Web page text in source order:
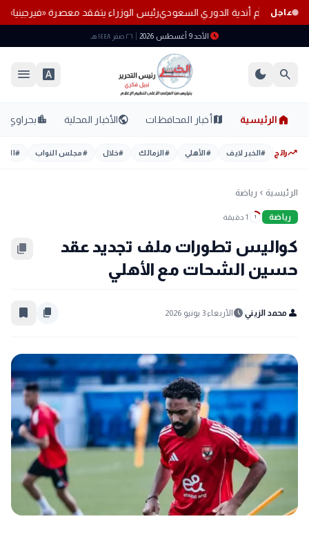
عاجل
دائرة اهتمام أندية الدوري السعوديرئيس الوزراء يتفقد معصرة
schedule الأحد 9 أغسطس 2026 ٢٦ صفر ١٤٤٨ هـ
search
dark_mode
font_download
menu
home الرئيسية mapأخبار المحافظات publicالأخبار المحلية location_cityبحراوي
trending_upرائج #الخبر لايف #الأهلي #الزمالك #خلال #مجلس النواب #
الرئيسية chevron_left رياضة
رياضة 1 1 دقيقة
كواليس تطورات ملف تجديد عقد
حسين الشحات مع الأهلي
content_copy
person محمد الزيني schedule الأربعاء 3 يونيو 2026 content_copy
bookmark_border